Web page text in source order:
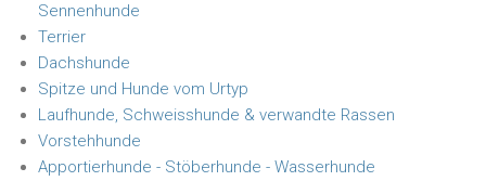
Sennenhunde
Terrier
Dachshunde
Spitze und Hunde vom Urtyp
Laufhunde, Schweisshunde & verwandte Rassen
Vorstehhunde
Apportierhunde - Stöberhunde - Wasserhunde